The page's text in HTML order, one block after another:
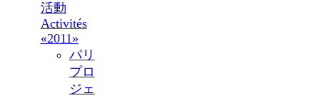
活動
Activités
«2011»
パリ
プロ
ジェ